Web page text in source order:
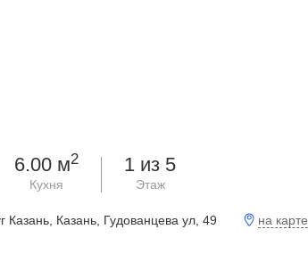
6.00 м2
Кухня
1 из 5
Этаж
Казань, Казань, Гудованцева ул, 49
на карте